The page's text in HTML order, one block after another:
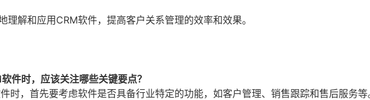
理解和应用CRM软件，提高客户关系管理的效率和效果。
件时，应该关注哪些关键要点？
时，首先要考虑软件是否具备行业特定的功能，如客户管理、销售跟踪和售后服务等